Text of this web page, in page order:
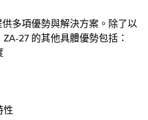
多項優勢與解決方案。除了以
27 的其他具體優勢包括：
性